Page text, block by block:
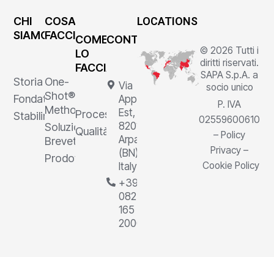
CHI
SIAMO
Storia
Fondatore
Stabilimenti
COSA
FACCIAMO
One-
Shot®
Method
Soluzioni
Brevettate
Prodotti
COME
LO
FACCIAMO
Processi
Qualità
CONTATTI
Via
Appia
Est, 1,
82011
Arpaia
(BN),
Italy
+39
0823
165
2000
LOCATIONS
© 2026 Tutti i
diritti riservati.
SAPA S.p.A. a
socio unico
P. IVA
02559600610
–Policy
Privacy –
Cookie Policy